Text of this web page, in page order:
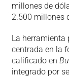
millones de
2.500 millones
La herramienta
centrada en la
calificado en
integrado por